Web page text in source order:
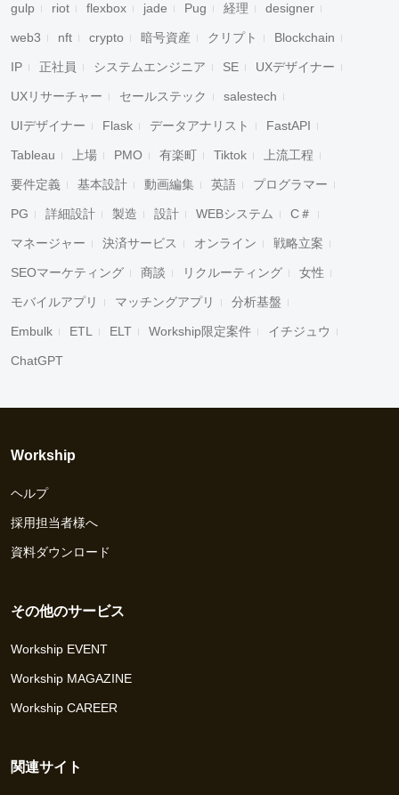
gulp riot flexbox jade Pug 経理 designer
web3 nft crypto 暗号資産 クリプト Blockchain
IP 正社員 システムエンジニア SE UXデザイナー
UXリサーチャー セールステック salestech
UIデザイナー Flask データアナリスト FastAPI
Tableau 上場 PMO 有楽町 Tiktok 上流工程
要件定義 基本設計 動画編集 英語 プログラマー
PG 詳細設計 製造 設計 WEBシステム C＃
マネージャー 決済サービス オンライン 戦略立案
SEOマーケティング 商談 リクルーティング 女性
モバイルアプリ マッチングアプリ 分析基盤
Embulk ETL ELT Workship限定案件 イチジュウ
ChatGPT
Workship
ヘルプ
採用担当者様へ
資料ダウンロード
その他のサービス
Workship EVENT
Workship MAGAZINE
Workship CAREER
関連サイト